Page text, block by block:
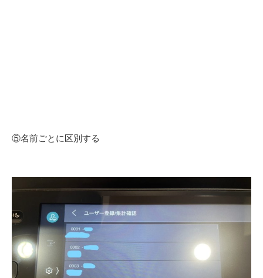
⑤名前ごとに区別する